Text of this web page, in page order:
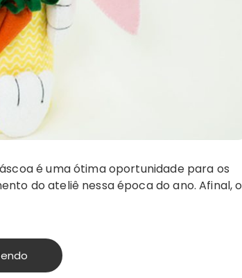
é uma ótima oportunidade para os
do ateliê nessa época do ano. Afinal, o